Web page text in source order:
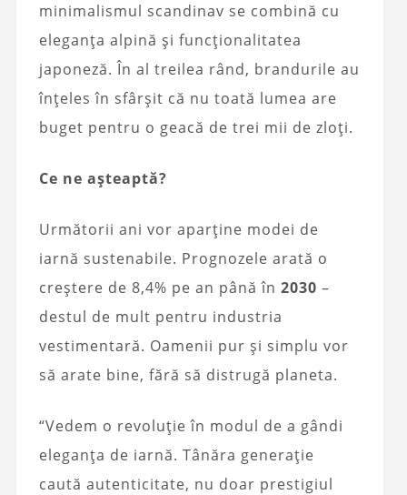
minimalismul scandinav se combină cu
eleganța alpină și funcționalitatea
japoneză. În al treilea rând, brandurile au
înțeles în sfârșit că nu toată lumea are
buget pentru o geacă de trei mii de zloți.
Ce ne așteaptă?
Următorii ani vor aparține modei de
iarnă sustenabile. Prognozele arată o
creștere de 8,4% pe an până în 2030 –
destul de mult pentru industria
vestimentară. Oamenii pur și simplu vor
să arate bine, fără să distrugă planeta.
“Vedem o revoluție în modul de a gândi
eleganța de iarnă. Tânăra generație
caută autenticitate, nu doar prestigiul